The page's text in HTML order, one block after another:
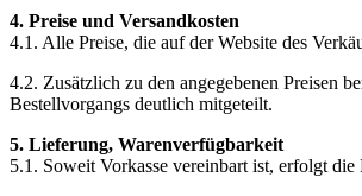
4. Preise und Versandkosten
4.1. Alle Preise, die auf der Website des
4.2. Zusätzlich zu den angegebenen Preisen
Bestellvorgangs deutlich mitgeteilt.
5. Lieferung, Warenverfügbarkeit
5.1. Soweit Vorkasse vereinbart ist, erfolgt